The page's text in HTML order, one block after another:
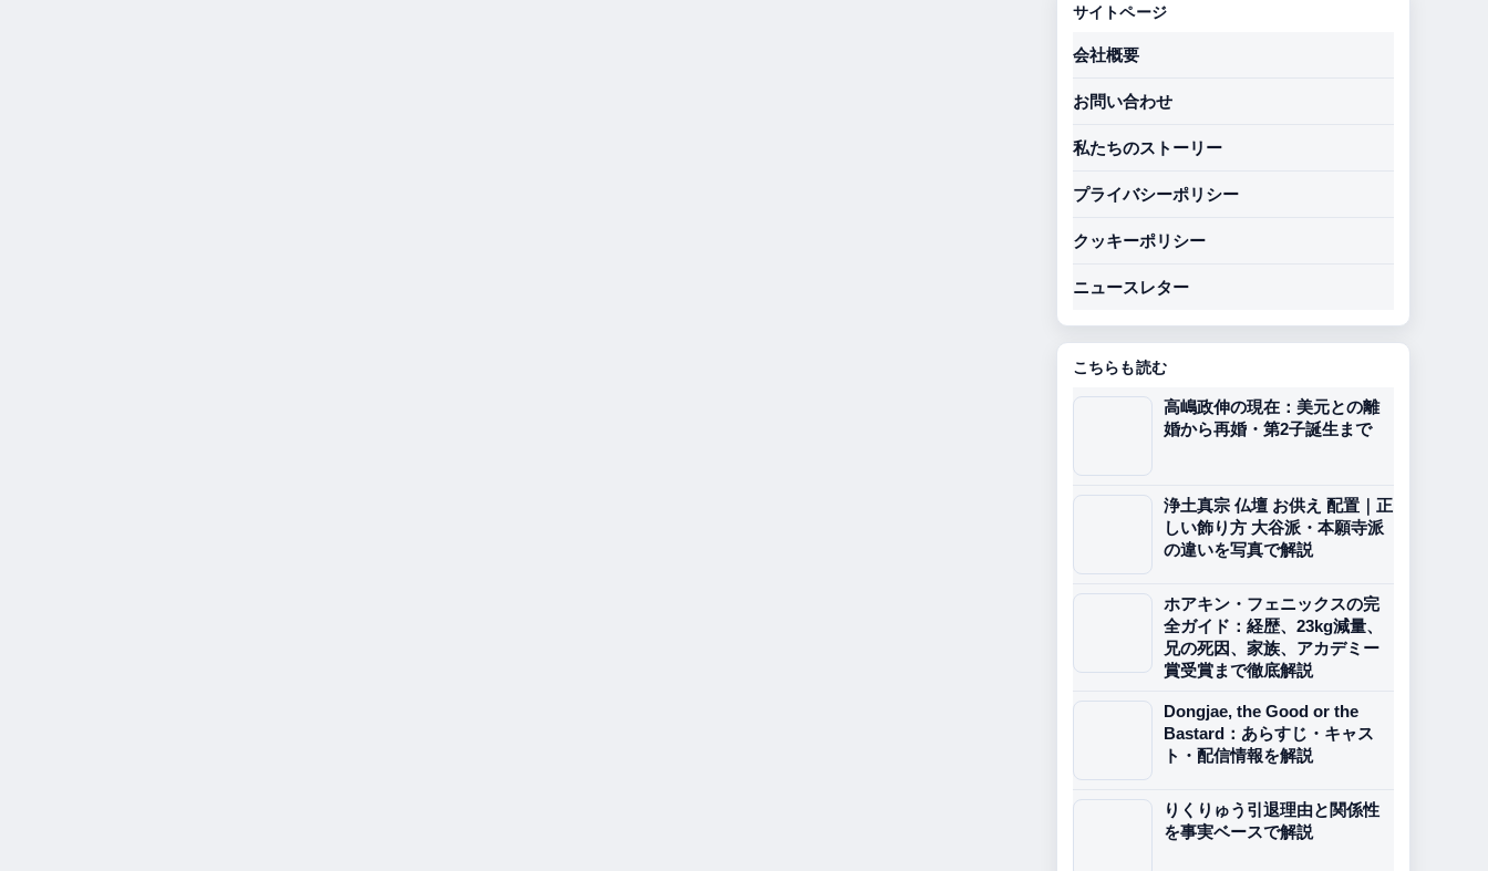
サイトページ
会社概要
お問い合わせ
私たちのストーリー
プライバシーポリシー
クッキーポリシー
ニュースレター
こちらも読む
高嶋政伸の現在：美元との離
婚から再婚・第2子誕生まで
浄土真宗 仏壇 お供え 配置｜正
しい飾り方 大谷派・本願寺派
の違いを写真で解説
ホアキン・フェニックスの完
全ガイド：経歴、23kg減量、
兄の死因、家族、アカデミー
賞受賞まで徹底解説
Dongjae, the Good or the
Bastard：あらすじ・キャス
ト・配信情報を解説
りくりゅう引退理由と関係性
を事実ベースで解説